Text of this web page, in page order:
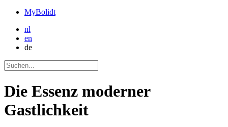
MyBolidt
nl
en
de
Die Essenz moderner
Gastlichkeit